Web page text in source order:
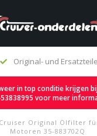
Original- und Ersatzteile
in top conditie krijgen
voor meer
Original Ölfilter
Motoren 35-883702Q